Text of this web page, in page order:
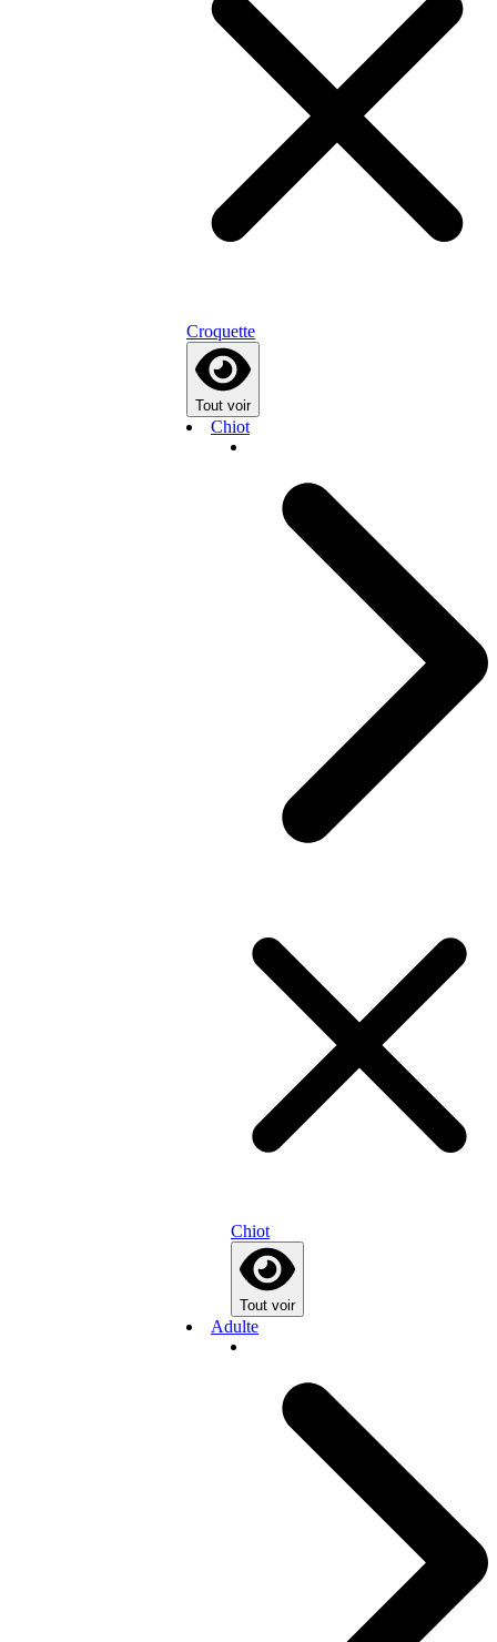
Croquette
Tout voir
Chiot
Chiot
Tout voir
Adulte